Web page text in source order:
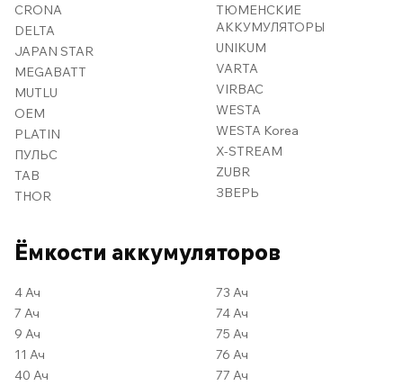
CRONA
DELTA
JAPAN STAR
MEGABATT
MUTLU
OEM
PLATIN
ПУЛЬС
TAB
THOR
ТЮМЕНСКИЕ
АККУМУЛЯТОРЫ
UNIKUM
VARTA
VIRBAC
WESTA
WESTA Korea
X-STREAM
ZUBR
ЗВЕРЬ
Ёмкости аккумуляторов
4 Ач
7 Ач
9 Ач
11 Ач
40 Ач
73 Ач
74 Ач
75 Ач
76 Ач
77 Ач